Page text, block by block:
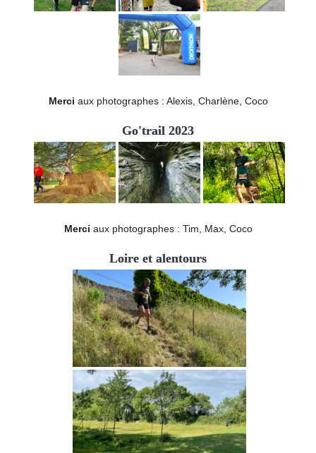
Merci aux photographes : Alexis, Charlène, Coco
Go'trail 2023
Merci aux photographes : Tim, Max, Coco
Loire et alentours